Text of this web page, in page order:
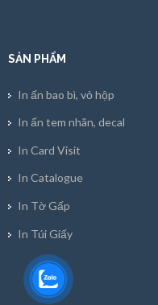
SẢN PHẨM
In ấn bao bì, vỏ hộp
In ấn tem nhãn, decal
In Card Visit
In Catalogue
In Tờ Gấp
In Túi Giấy